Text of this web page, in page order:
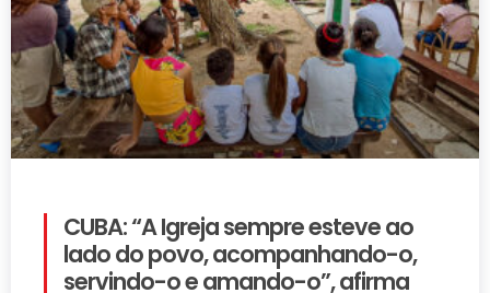
CUBA: “A Igreja sempre esteve ao
lado do povo, acompanhando-o,
servindo-o e amando-o”, afirma